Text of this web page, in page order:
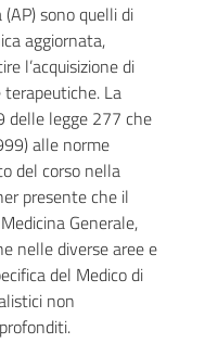
sono quelli di
aggiornata,
l’acquisizione di
La
delle legge 277 che
alle norme
del corso nella
presente che il
Generale,
nelle diverse aree e
del Medico di
non